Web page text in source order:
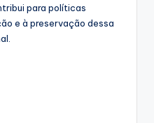
para políticas
e à preservação dessa